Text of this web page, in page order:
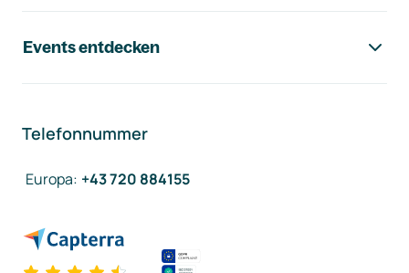
Events entdecken
Telefonnummer
Europa: +43 720 884155